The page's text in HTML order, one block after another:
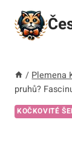
Přeskočit
obsah
/ Plemena
pruhů?
KOČKOVITÉ